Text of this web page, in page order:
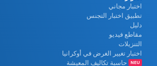
اختبار مجاني
تطبيق اختبار التجنس
دليل
مقاطع فيديو
التنزيلات
اختبار تغيير الغرض في أوكرانيا
حاسبة تكاليف المعيشة